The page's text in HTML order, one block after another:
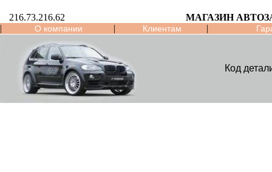
216.73.216.62
МАГАЗИН
|
О компании | Клиентам |
Код